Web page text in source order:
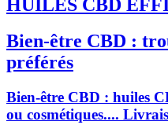
HUILES CBD
Bien-être CBD :
préférés
Bien-être CBD : huiles
ou cosmétiques....